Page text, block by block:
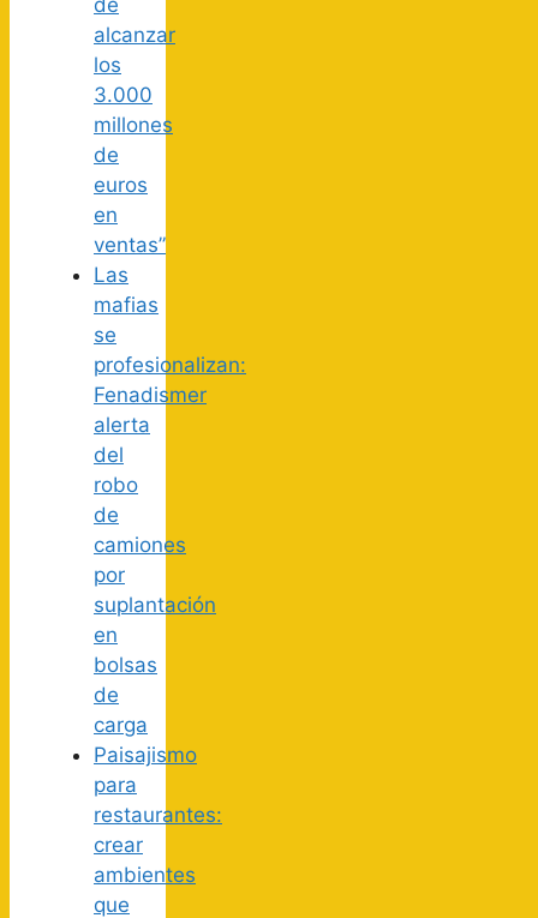
alcanzar
los
3.000
millones
de
euros
en
ventas”
Las
mafias
se
profesionalizan:
Fenadismer
alerta
del
robo
de
camiones
por
suplantación
en
bolsas
de
carga
Paisajismo
para
restaurantes:
crear
ambientes
que